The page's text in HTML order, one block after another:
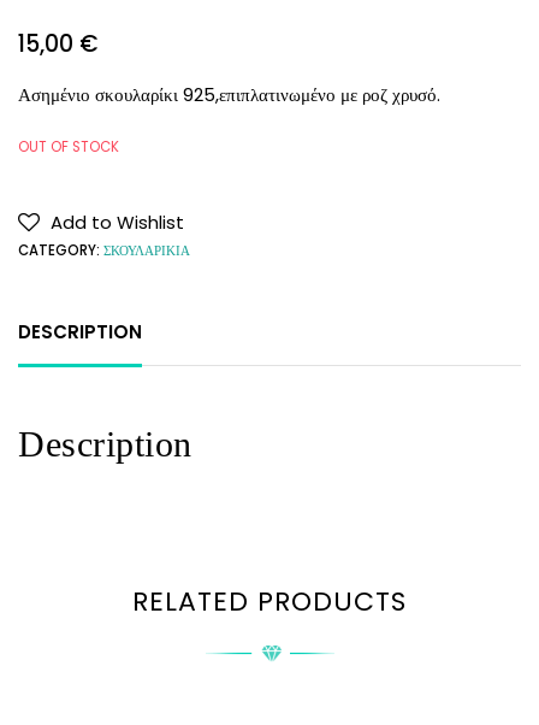
15,00 €
Ασημένιο σκουλαρίκι 925,επιπλατινωμένο με ροζ χρυσό.
OUT OF STOCK
Add to Wishlist
CATEGORY: ΣΚΟΥΛΑΡΙΚΙΑ
DESCRIPTION
Description
RELATED PRODUCTS